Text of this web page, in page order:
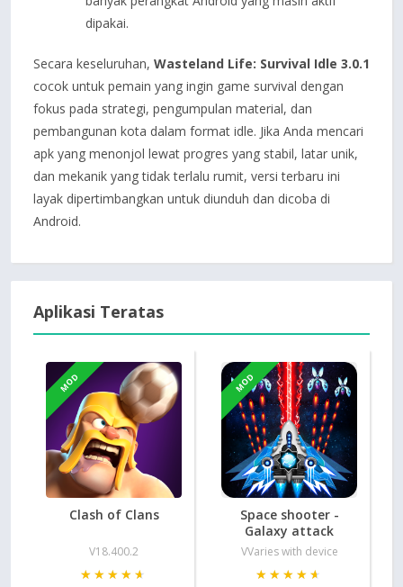
dipakai.
Secara keseluruhan, Wasteland Life: Survival Idle 3.0.1
cocok untuk pemain yang ingin game survival dengan
fokus pada strategi, pengumpulan material, dan
pembangunan kota dalam format idle. Jika Anda mencari
apk yang menonjol lewat progres yang stabil, latar unik,
dan mekanik yang tidak terlalu rumit, versi terbaru ini
layak dipertimbangkan untuk diunduh dan dicoba di
Android.
Aplikasi Teratas
MOD
Clash of Clans
V18.400.2
★★★★★
★★★★★
MOD
Space shooter -
Galaxy attack
VVaries with device
★★★★★
★★★★★